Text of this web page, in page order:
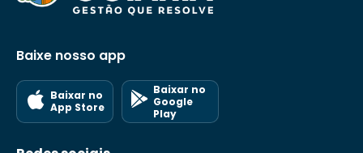
Baixe nosso app
Baixar no
App Store
Baixar no
Google
Play